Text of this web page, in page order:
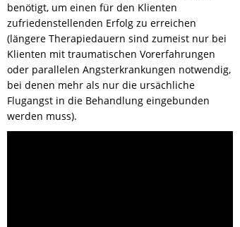
benötigt, um einen für den Klienten
zufriedenstellenden Erfolg zu erreichen
(längere Therapiedauern sind zumeist nur bei
Klienten mit traumatischen Vorerfahrungen
oder parallelen Angsterkrankungen notwendig,
bei denen mehr als nur die ursächliche
Flugangst in die Behandlung eingebunden
werden muss).